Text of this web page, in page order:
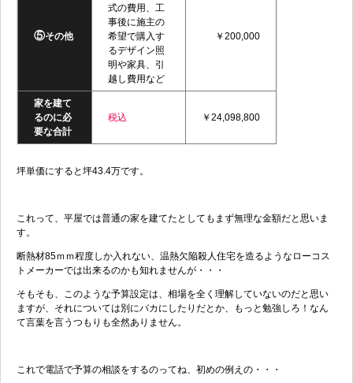
⑤その他
式の費用、工
事後に施主の
希望で購入す
るデザイン照
明や家具、引
越し費用など
￥200,000
家を建て
るのに必
要な合計
税込 ￥24,098,800
坪単価にすると坪43.4万です。
これって、平屋では普通の家を建てたとしてもまず無理な金額だと思いま
す。
断熱材85ｍｍ程度しか入れない、温熱欠陥殺人住宅を造るようなローコス
トメーカーでは出来るのかも知れませんが・・・
そもそも、このような予算設定は、相場を全く理解していないのだと思い
ますが、それについては別にバカにしたりだとか、もっと勉強しろ！なん
て言葉を言うつもりも全然ありません。
これで電話で予算の相談をするのってね、初めの例えの・・・